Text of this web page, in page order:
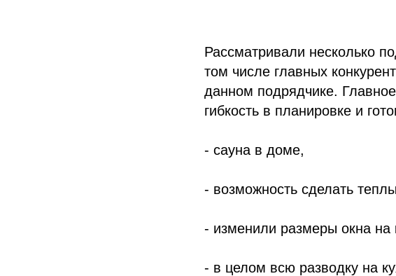
Рассматривали несколько
том числе главных
данном подрядчике.
гибкость в планировке и
- сауна в доме,
- возможность сделать
- изменили размеры окна
- в целом всю разводку на